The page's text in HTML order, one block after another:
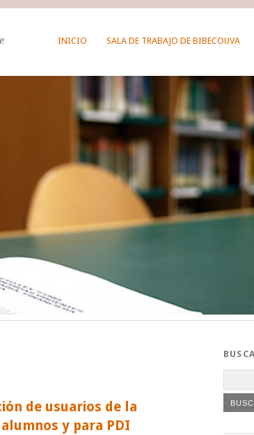
INICIO SALA DE TRABAJO DE BIBECOUVA
de usuarios de la
y para PDI